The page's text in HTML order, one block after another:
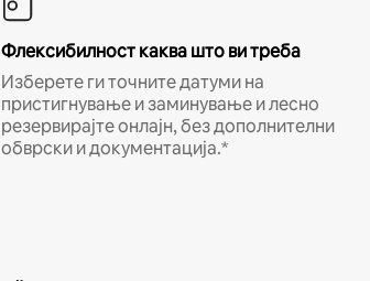
Флексибилност каква што ви треба
Изберете ги точните датуми на
пристигнување и заминување и лесно
резервирајте онлајн, без дополнителни
обврски и документација.*